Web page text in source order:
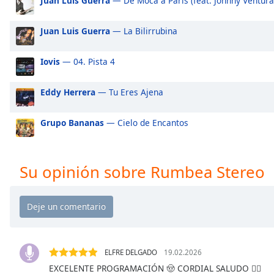
Audio
Track
Picture-
in-
Picture
Fullscreen
modal
window.
Beginning
dialog
window.
Escape
cancel
Juan Luis Guerra — La Bilirrubina
Iovis — 04. Pista 4
Eddy Herrera — Tu Eres Ajena
Grupo Bananas — Cielo de Encantos
Su opinión sobre Rumbea Stereo
ELFRE DELGADO 19.02.2026
EXCELENTE PROGRAMACIÓN 🤠 CORDIAL SALUDO 👍🏼